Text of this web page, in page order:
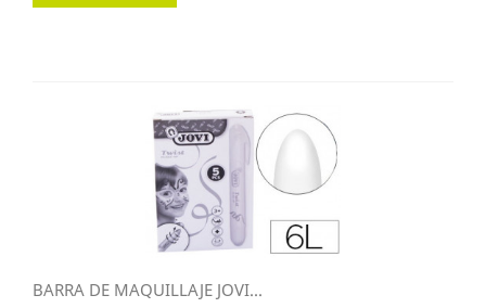
BARRA DE MAQUILLAJE JOVI...